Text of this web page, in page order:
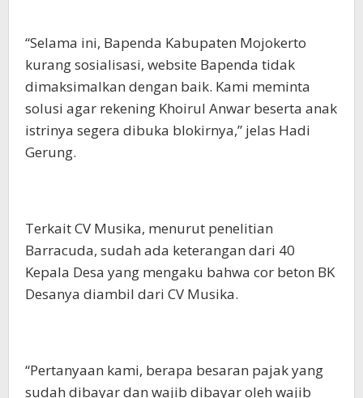
“Selama ini, Bapenda Kabupaten Mojokerto
kurang sosialisasi, website Bapenda tidak
dimaksimalkan dengan baik. Kami meminta
solusi agar rekening Khoirul Anwar beserta anak
istrinya segera dibuka blokirnya,” jelas Hadi
Gerung.
Terkait CV Musika, menurut penelitian
Barracuda, sudah ada keterangan dari 40
Kepala Desa yang mengaku bahwa cor beton BK
Desanya diambil dari CV Musika.
“Pertanyaan kami, berapa besaran pajak yang
sudah dibayar dan wajib dibayar oleh wajib